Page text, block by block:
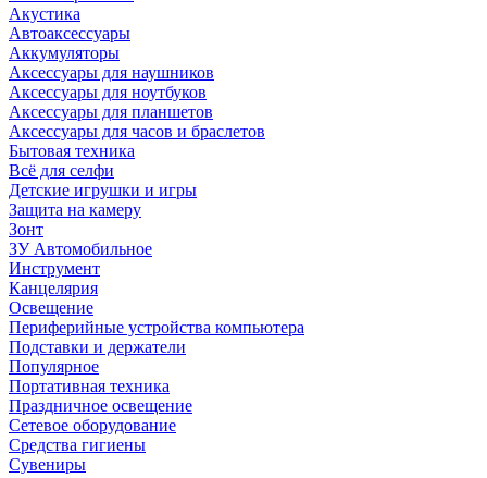
Акустика
Автоаксессуары
Аккумуляторы
Аксессуары для наушников
Аксессуары для ноутбуков
Аксессуары для планшетов
Аксессуары для часов и браслетов
Бытовая техника
Всё для селфи
Детские игрушки и игры
Защита на камеру
Зонт
ЗУ Автомобильное
Инструмент
Канцелярия
Освещение
Периферийные устройства компьютера
Подставки и держатели
Популярное
Портативная техника
Праздничное освещение
Сетевое оборудование
Средства гигиены
Сувениры